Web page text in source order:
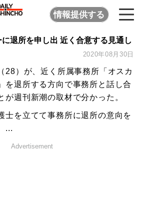
情報提供する
退所を申し出 近く合意する見通し
2020年08月30日
）が、近く所属事務所「オスカ
を退所する方向で事務所と話し合
が週刊新潮の取材で分かった。
を立てて事務所に退所の意向を
...
Advertisement